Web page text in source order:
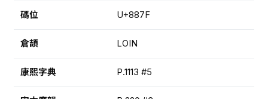
碼位 U+887F
倉頡 LOIN
康熙字典 P.1113 #5